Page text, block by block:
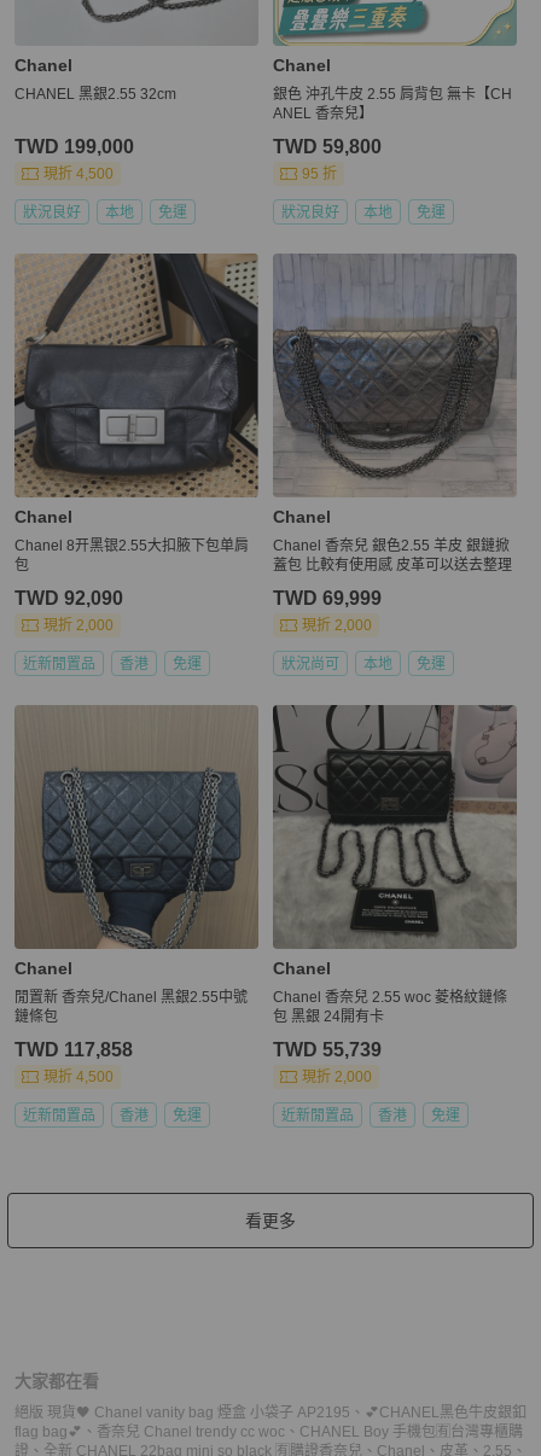
Chanel
CHANEL 黑銀2.55 32cm
TWD 199,000
現折 4,500
狀況良好 本地 免運
Chanel
銀色 沖孔牛皮 2.55 肩背包 無卡【CH
ANEL 香奈兒】
TWD 59,800
95 折
狀況良好 本地 免運
Chanel
Chanel 8开黑银2.55大扣腋下包单肩
包
TWD 92,090
現折 2,000
近新閒置品 香港 免運
Chanel
Chanel 香奈兒 銀色2.55 羊皮 銀鏈掀
蓋包 比較有使用感 皮革可以送去整理
TWD 69,999
現折 2,000
狀況尚可 本地 免運
Chanel
閒置新 香奈兒/Chanel 黑銀2.55中號
鏈條包
TWD 117,858
現折 4,500
近新閒置品 香港 免運
Chanel
Chanel 香奈兒 2.55 woc 菱格紋鏈條
包 黑銀 24開有卡
TWD 55,739
現折 2,000
近新閒置品 香港 免運
看更多
大家都在看
絕版 現貨🖤 Chanel vanity bag 煙盒 小袋子 AP2195 、 💕CHANEL黑色牛皮銀釦
flag bag💕 、 香奈兒 Chanel trendy cc woc 、 CHANEL Boy 手機包🈶台灣專櫃購
證 、 全新 CHANEL 22bag mini so black 🈶購證香奈兒 、 Chanel 、 皮革 、 2.55 、